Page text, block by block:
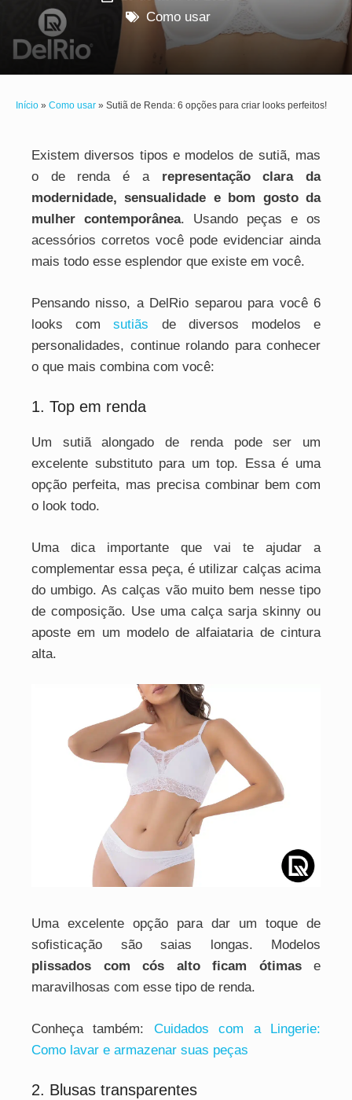
Como usar
Início » Como usar » Sutiã de Renda: 6 opções para criar looks perfeitos!
Existem diversos tipos e modelos de sutiã, mas
o de renda é a representação clara da
modernidade, sensualidade e bom gosto da
mulher contemporânea. Usando peças e os
acessórios corretos você pode evidenciar ainda
mais todo esse esplendor que existe em você.
Pensando nisso, a DelRio separou para você 6
looks comsutiãs de diversos modelos e
personalidades, continue rolando para conhecer
o que mais combina com você:
1. Top em renda
Um sutiã alongado de renda pode ser um
excelente substituto para um top. Essa é uma
opção perfeita, mas precisa combinar bem com
o look todo.
Uma dica importante que vai te ajudar a
complementar essa peça, é utilizar calças acima
do umbigo. As calças vão muito bem nesse tipo
de composição. Use uma calça sarja skinny ou
aposte em um modelo de alfaiataria de cintura
alta.
Uma excelente opção para dar um toque de
sofisticação são saias longas. Modelos
plissados com cós alto ficam ótimase
maravilhosas com esse tipo de renda.
Conheça também: Cuidados com a Lingerie:
Como lavar e armazenar suas peças
2. Blusas transparentes